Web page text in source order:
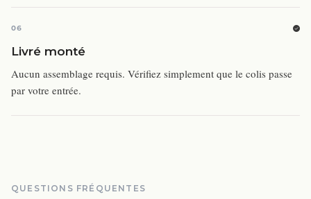
06
Livré monté
Aucun assemblage requis. Vérifiez simplement que le colis passe
par votre entrée.
QUESTIONS FRÉQUENTES